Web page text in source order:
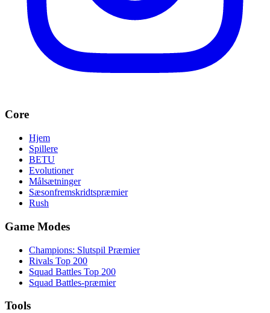
Core
Hjem
Spillere
BETU
Evolutioner
Målsætninger
Sæsonfremskridtspræmier
Rush
Game Modes
Champions: Slutspil Præmier
Rivals Top 200
Squad Battles Top 200
Squad Battles-præmier
Tools